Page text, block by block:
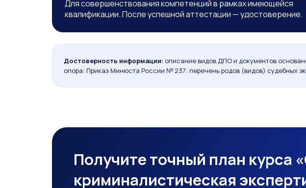
Для совершенствования компетенций в рамках имеющейся
квалификации. После успешной аттестации — удостоверение.
Достоверность информации: описание видов ДПО и документов
опора: Приказ Минюста России № 237: перечень родов (видов) судебных
Получите точный план курса
криминалистическая